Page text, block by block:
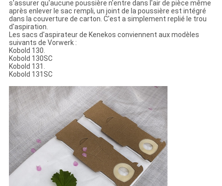
s'assurer qu'aucune poussière n'entre dans l'air de pièce même
après enlever le sac rempli, un joint de la poussière est intégré
dans la couverture de carton. C'est a simplement replié le trou
d'aspiration.
Les sacs d'aspirateur de Kenekos conviennent aux modèles
suivants de Vorwerk :
Kobold 130.
Kobold 130SC
Kobold 131.
Kobold 131SC